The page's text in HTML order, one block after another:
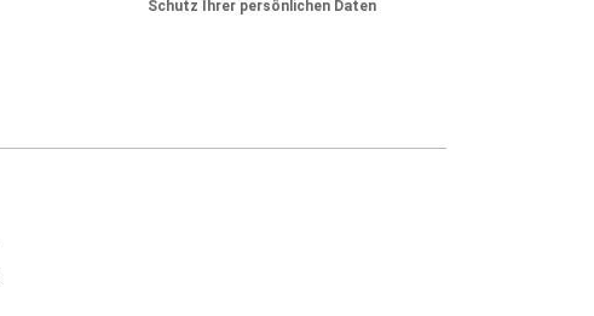
Schutz Ihrer persönlichen Daten